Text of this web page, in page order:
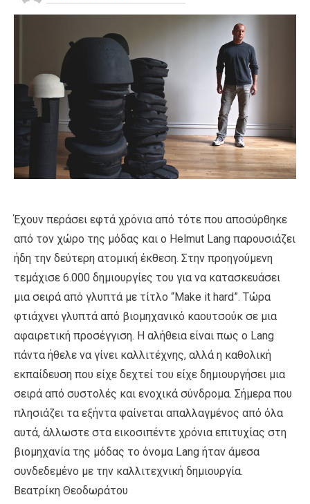
Έχουν περάσει εφτά χρόνια από τότε που αποσύρθηκε
από τον χώρο της μόδας και ο Helmut Lang παρουσιάζει
ήδη την δεύτερη ατομική έκθεση. Στην προηγούμενη
τεμάχισε 6.000 δημιουργίες του για να κατασκευάσει
μια σειρά από γλυπτά με τίτλο “Make it hard”. Τώρα
φτιάχνει γλυπτά από βιομηχανικό καουτσούκ σε μια
αφαιρετική προσέγγιση. Η αλήθεια είναι πως ο Lang
πάντα ήθελε να γίνει καλλιτέχνης, αλλά η καθολική
εκπαίδευση που είχε δεχτεί του είχε δημιουργήσει μια
σειρά από συστολές και ενοχικά σύνδρομα. Σήμερα που
πλησιάζει τα εξήντα φαίνεται απαλλαγμένος από όλα
αυτά, άλλωστε στα εικοσιπέντε χρόνια επιτυχίας στη
βιομηχανία της μόδας το όνομα Lang ήταν άμεσα
συνδεδεμένο με την καλλιτεχνική δημιουργία.
Βεατρίκη Θεοδωράτου